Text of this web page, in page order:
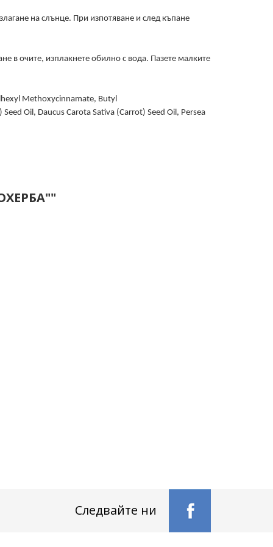
на слънце. При изпотяване и след къпане
в очите, изплакнете обилно с вода. Пазете малките
Methoxycinnamate, Butyl
Oil, Daucus Carota Sativa (Carrot) Seed Oil, Persea
Следвайте ни